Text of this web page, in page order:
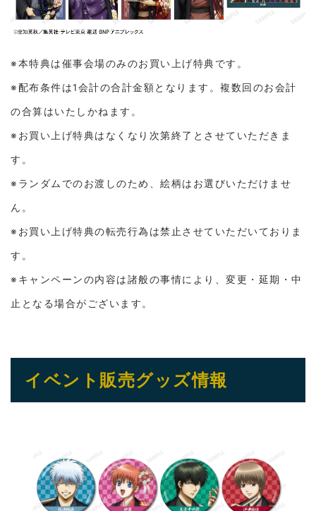
※本特典は催事会場のみのお買い上げ特典です。
※配布条件は1会計の合計金額となります。複数回のお会計
の合算はいたしかねます。
※お買い上げ特典はなくなり次第終了とさせていただきま
す。
※ランダムでのお渡しのため、絵柄はお選びいただけませ
ん。
※お買い上げ特典の転売行為は禁止させていただいておりま
す。
※キャンペーンの内容は諸般の事情により、変更・延期・中
止となる場合がございます。
イベント販売グッズ情報